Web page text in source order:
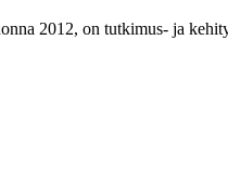
2012, on tutkimus- ja